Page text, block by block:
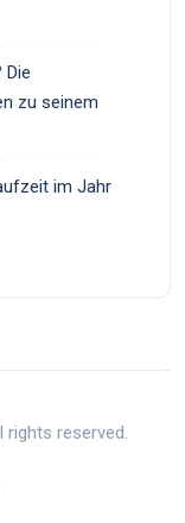
Die
zu seinem
im Jahr
reserved.